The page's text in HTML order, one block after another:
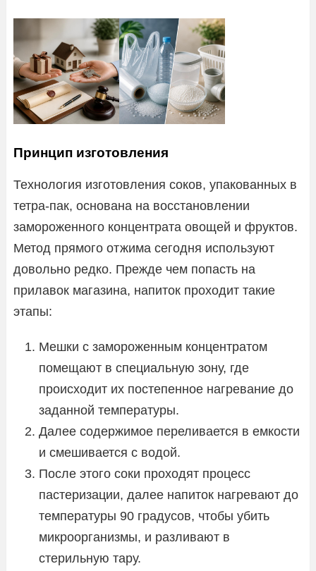
Принцип изготовления
Технология изготовления соков, упакованных в
тетра-пак, основана на восстановлении
замороженного концентрата овощей и фруктов.
Метод прямого отжима сегодня используют
довольно редко. Прежде чем попасть на
прилавок магазина, напиток проходит такие
этапы:
Мешки с замороженным концентратом
помещают в специальную зону, где
происходит их постепенное нагревание до
заданной температуры.
Далее содержимое переливается в емкости
и смешивается с водой.
После этого соки проходят процесс
пастеризации, далее напиток нагревают до
температуры 90 градусов, чтобы убить
микроорганизмы, и разливают в
стерильную тару.